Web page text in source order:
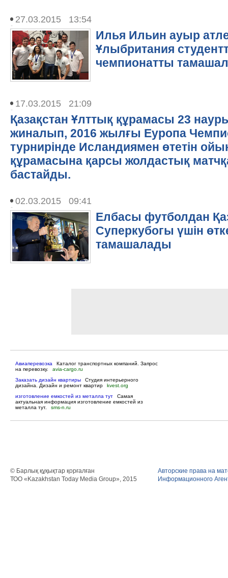
27.03.2015 13:54
Илья Ильин ауыр
Ұлыбритания
чемпионатты
17.03.2015 21:09
Қазақстан Ұлттық құрамасы 23
жиналып, 2016 жылғы Еуропа
турнирінде Исландиямен өтетін
құрамасына қарсы жолдастық
бастайды.
02.03.2015 09:41
Елбасы футболдан
Суперкубогы үшін
тамашалады
Авиаперевозка
Каталог транспортных компаний. Запрос
на перевозку.
avia-cargo.ru
Заказать дизайн квартиры
Студия интерьерного
дизайна. Дизайн и ремонт квартир
kvest.org
изготовление емкостей из металла тут
Самая
актуальная информация изготовление емкостей из
металла тут.
sms-n.ru
© Барлық құқықтар қорғалған
ТОО «Kazakhstan Today Media Group», 2015
Авторские права на
Информационного